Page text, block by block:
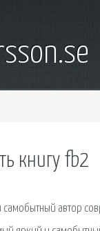
книгу fb2
автор